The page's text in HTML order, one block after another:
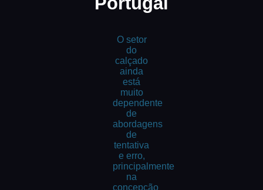
O setor
do
calçado
ainda
está
muito
dependente
de
abordagens
de
tentativa
e erro,
principalmente
na
concepção